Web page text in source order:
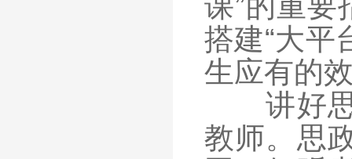
搭建“大平
生应有的
讲好思
教师。思